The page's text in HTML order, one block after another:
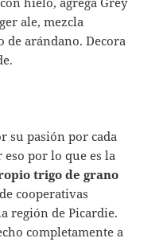
ale, mezcla
de arándano. Decora
su pasión por cada
por lo que es la
trigo de grano
cooperativas
región de Picardie.
completamente a